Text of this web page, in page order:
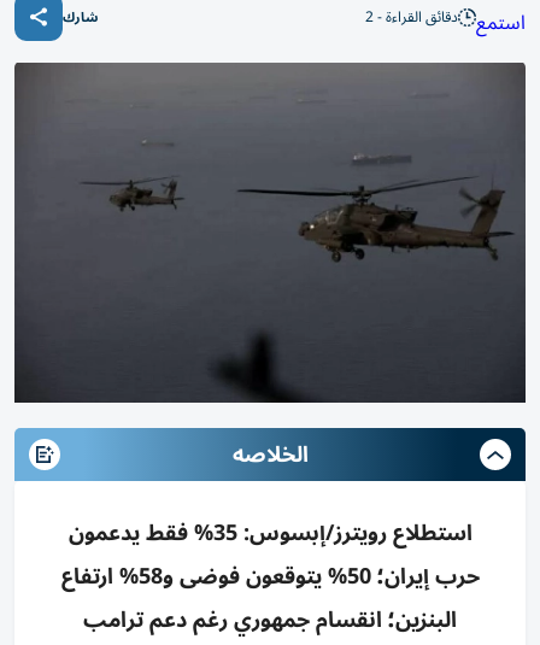
استمع دقائق القراءة - 2 شارك
الخلاصه
استطلاع رويترز/إبسوس: 35% فقط يدعمون
حرب إيران؛ 50% يتوقعون فوضى و58% ارتفاع
البنزين؛ انقسام جمهوري رغم دعم ترامب